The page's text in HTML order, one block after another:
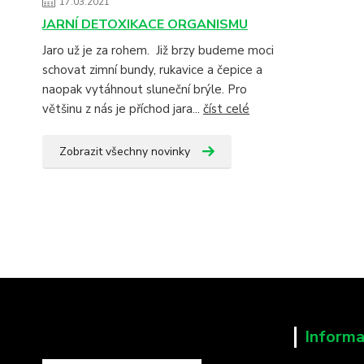
JARNÍ DETOXIKACE ORGANISMU
Jaro už je za rohem. Již brzy budeme moci
schovat zimní bundy, rukavice a čepice a
naopak vytáhnout sluneční brýle. Pro
většinu z nás je příchod jara... číst celé
Zobrazit všechny novinky